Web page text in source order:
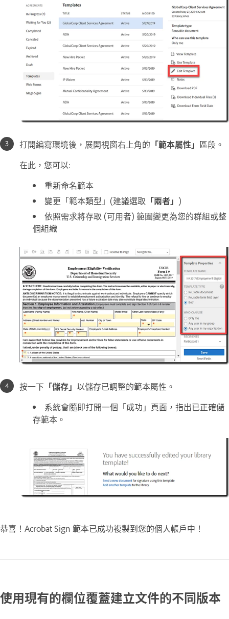
打開編寫環境後，展開視窗右上角的 「範本屬性」 區段。
在此，您可以:
重新命名範本
變更「範本類型」(建議選取 「兩者」 )
依照需求將存取 (可用者) 範圍變更為您的群組或整
個組織
按一下 「儲存」 以儲存已調整的範本屬性。
系統會隨即打開一個「成功」頁面，指出已正確儲
存範本。
恭喜！Acrobat Sign 範本已成功複製到您的個人帳戶中！
使用現有的欄位覆蓋建立文件的不同版本